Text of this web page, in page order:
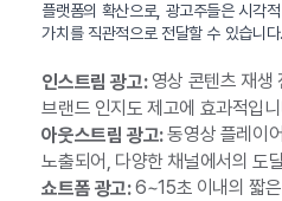
플랫폼의 확산으로, 광고주들은 시각
가치를 직관적으로 전달할 수 있습니다.
인스트림 광고:영상 콘텐츠 재생
브랜드 인지도 제고에 효과적입
아웃스트림 광고:동영상 플레이
노출되어, 다양한 채널에서의 도
쇼트폼 광고:6~15초 이내의 짧은